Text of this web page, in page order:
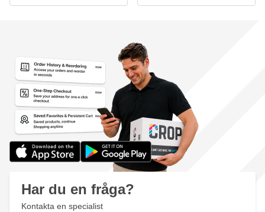
Har du en fråga?
Kontakta en specialist